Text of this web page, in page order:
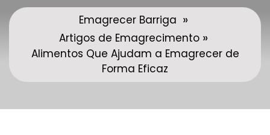
Emagrecer Barriga »
Artigos de Emagrecimento »
Alimentos Que Ajudam a Emagrecer de
Forma Eficaz